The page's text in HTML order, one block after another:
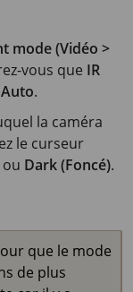
mode (Vidéo >
vous que IR
Auto.
la caméra
le curseur
ou Dark (Foncé).
que le mode
de plus